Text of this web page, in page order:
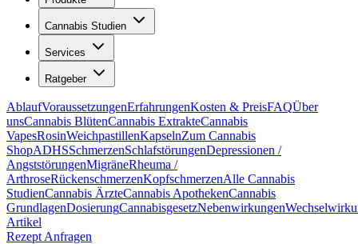
Cannabis Studien
Services
Ratgeber
AblaufVoraussetzungenErfahrungenKosten & PreisFAQÜber
unsCannabis BlütenCannabis ExtrakteCannabis
VapesRosinWeichpastillenKapselnZum Cannabis
ShopADHSSchmerzenSchlafstörungenDepressionen /
AngststörungenMigräneRheuma /
ArthroseRückenschmerzenKopfschmerzenAlle Cannabis
StudienCannabis ÄrzteCannabis ApothekenCannabis
GrundlagenDosierungCannabisgesetzNebenwirkungen
Artikel
Rezept Anfragen